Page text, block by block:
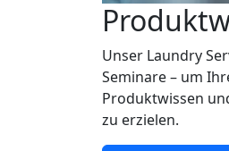
Unser Laundry
Seminare – um
Produktwissen
zu erzielen.